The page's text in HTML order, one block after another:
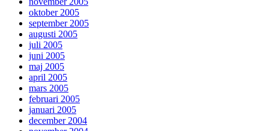
oktober 2005
september 2005
augusti 2005
juli 2005
juni 2005
maj 2005
april 2005
mars 2005
februari 2005
januari 2005
december 2004